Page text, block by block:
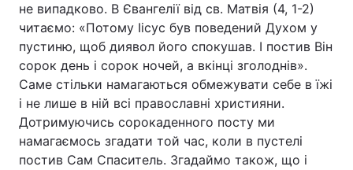
не випадково. В Євангелії від св. Матвія (4, 1-2)
читаємо: «Потому Іісус був поведений Духом у
пустиню, щоб диявол його спокушав. І постив Він
сорок день і сорок ночей, а вкінці зголоднів».
Саме стільки намагаються обмежувати себе в їжі
і не лише в ній всі православні християни.
Дотримуючись сорокаденного посту ми
намагаємось згадати той час, коли в пустелі
постив Сам Спаситель. Згадаймо також, що і